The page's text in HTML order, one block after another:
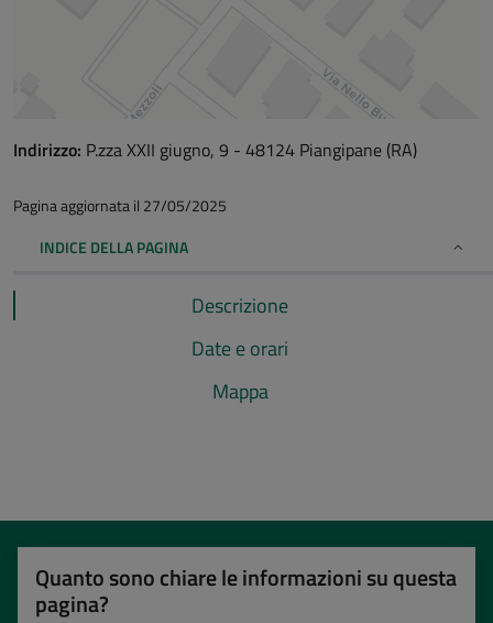
INDICE DELLA PAGINA
Descrizione
Date e orari
Mappa
Indirizzo: P.zza XXII giugno, 9 - 48124 Piangipane (RA)
Pagina aggiornata il 27/05/2025
Quanto sono chiare le informazioni su questa
pagina?